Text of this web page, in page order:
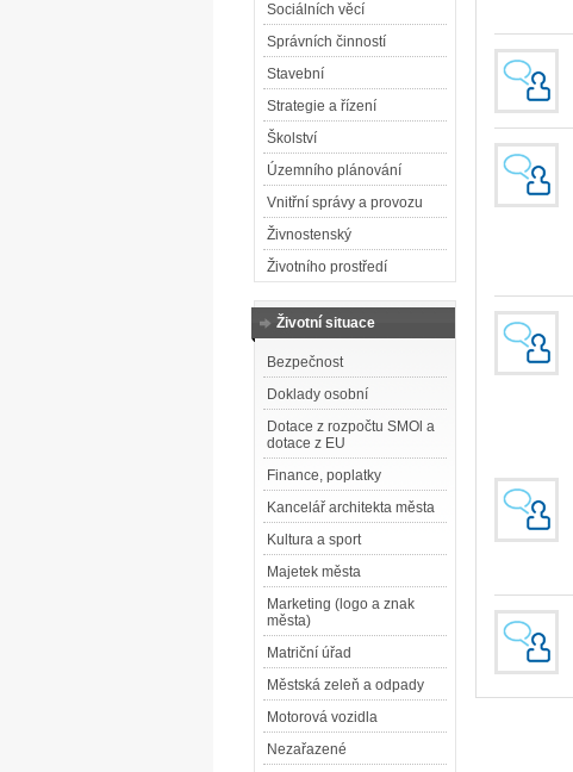
Sociálních věcí
Správních činností
Stavební
Strategie a řízení
Školství
Územního plánování
Vnitřní správy a provozu
Živnostenský
Životního prostředí
Životní situace
Bezpečnost
Doklady osobní
Dotace z rozpočtu SMOl a
dotace z EU
Finance, poplatky
Kancelář architekta města
Kultura a sport
Majetek města
Marketing (logo a znak
města)
Matriční úřad
Městská zeleň a odpady
Motorová vozidla
Nezařazené